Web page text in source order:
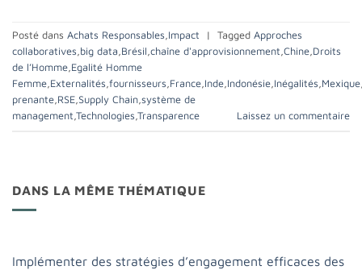
Posté dans Achats Responsables Impact | Tagged Approches
collaboratives big data Brésil chaîne d'approvisionnement Chine Droits
de l’Homme Egalité Homme
Femme Externalités fournisseurs France Inde Indonésie Inégalités Mexique
prenante RSE Supply Chain système de
management Technologies Transparence Laissez un commentaire
DANS LA MÊME THÉMATIQUE
Implémenter des stratégies d’engagement efficaces des